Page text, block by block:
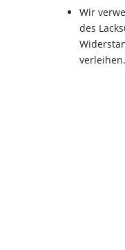
Wir
des
verleihen.